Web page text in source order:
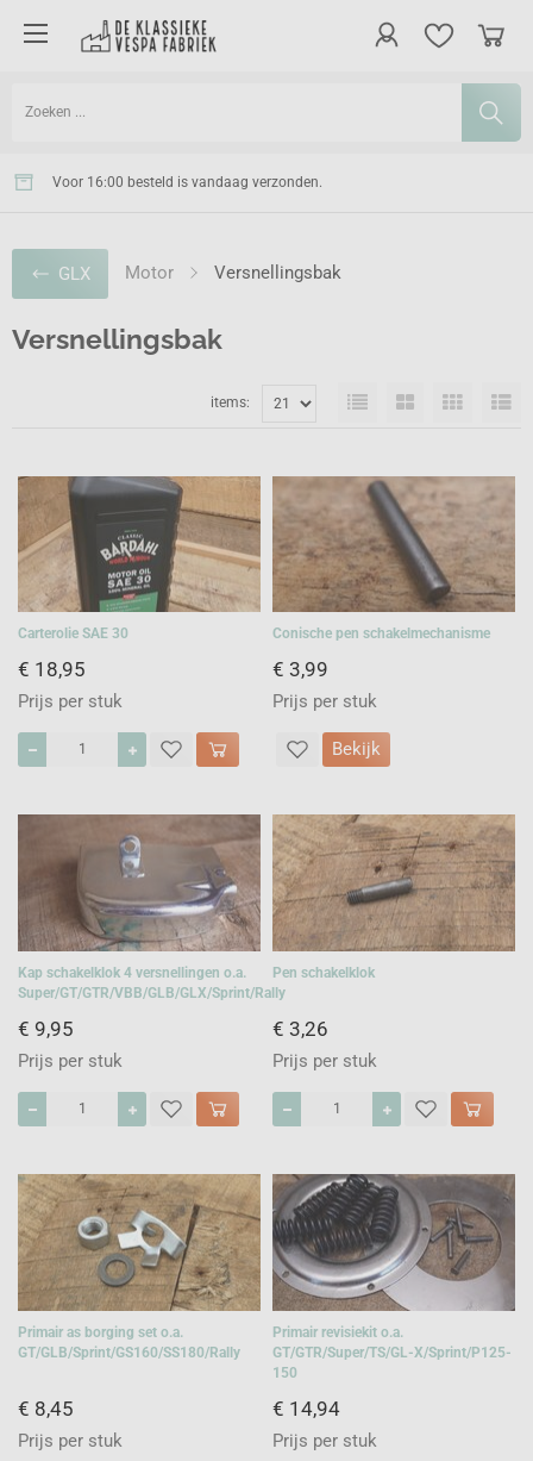
Voor 16:00 besteld is vandaag verzonden.
Gratis verzonden vanaf 100 euro in NL.
GLX Motor Versnellingsbak
Versnellingsbak
items:
Carterolie SAE 30
€ 18,95
Prijs per stuk
Conische pen schakelmechanisme
€ 3,99
Prijs per stuk
Bekijk
Kap schakelklok 4 versnellingen o.a.
Super/GT/GTR/VBB/GLB/GLX/Sprint/Rally
€ 9,95
Prijs per stuk
Pen schakelklok
€ 3,26
Prijs per stuk
Primair as borging set o.a.
GT/GLB/Sprint/GS160/SS180/Rally
€ 8,45
Prijs per stuk
Primair revisiekit o.a.
GT/GTR/Super/TS/GL-X/Sprint/P125-
150
€ 14,94
Prijs per stuk